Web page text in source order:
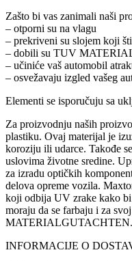
Zašto bi vas zanimali naši
– otporni su na vlagu
– prekriveni su slojem koji
– dobili su TUV
– učiniće vaš automobil
– osvežavaju izgled vašeg
Elementi se isporučuju sa
Za proizvodnju naših
plastiku. Ovaj materijal je
koroziju ili udarce. Takođe
uslovima životne sredine.
za izradu optičkih
delova opreme vozila.
koji odbija UV zrake kako
moraju da se farbaju i za
MATERIALGUTACHTEN.
INFORMACIJE O